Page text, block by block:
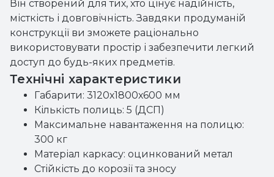
Він створений для тих, хто цінує надійність,
місткість і довговічність. Завдяки продуманій
конструкції ви зможете раціонально
використовувати простір і забезпечити легкий
доступ до будь-яких предметів.
Технічні характеристики
Габарити: 3120х1800х600 мм
Кількість полиць: 5 (ДСП)
Максимальне навантаження на полицю:
300 кг
Матеріал каркасу: оцинкований метал
Стійкість до корозії та зносу